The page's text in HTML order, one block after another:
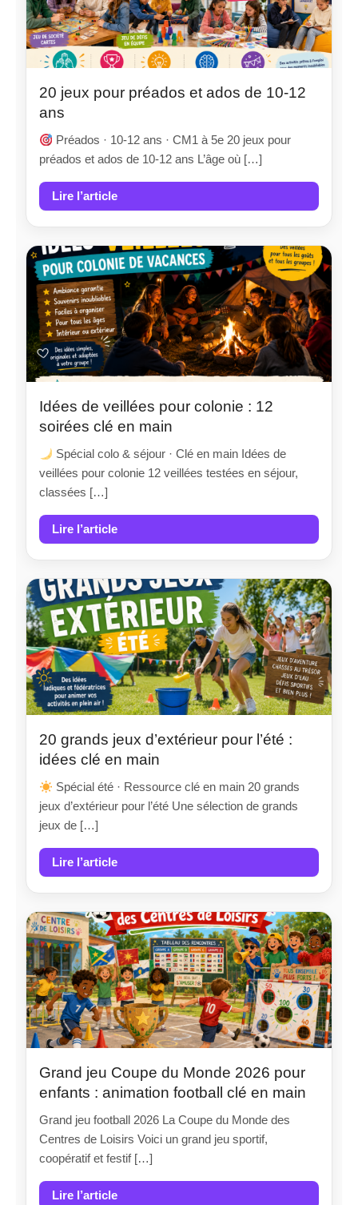
20 jeux pour préados et ados de 10-12
ans
Préados · 10-12 ans · CM1 à 5e 20 jeux pour
préados et ados de 10-12 ans L’âge où […]
Lire l’article
Idées de veillées pour colonie : 12
soirées clé en main
Spécial colo & séjour · Clé en main Idées de
veillées pour colonie 12 veillées testées en séjour,
classées […]
Lire l’article
20 grands jeux d’extérieur pour l’été :
idées clé en main
Spécial été · Ressource clé en main 20 grands
jeux d’extérieur pour l’été Une sélection de grands
jeux de […]
Lire l’article
Grand jeu Coupe du Monde 2026 pour
enfants : animation football clé en main
Grand jeu football 2026 La Coupe du Monde des
Centres de Loisirs Voici un grand jeu sportif,
coopératif et festif […]
Lire l’article